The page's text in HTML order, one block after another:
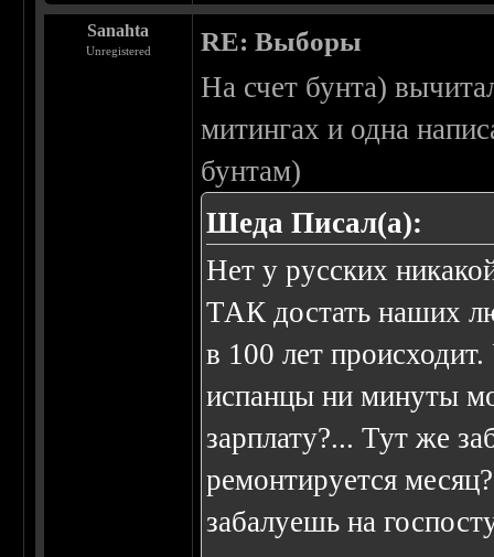
Sanahta
Unregistered RE: Выборы
На счет бунта)
митингах и одна
бунтам)
Шеда Писал(а):
Нет у русских
ТАК достать наших
в 100 лет
испанцы ни минуты
зарплату?... Тут же
ремонтируется
забалуешь на